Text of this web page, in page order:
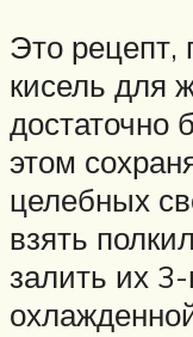
Это рецепт,
кисель для
достаточно
этом
целебных
взять
залить их